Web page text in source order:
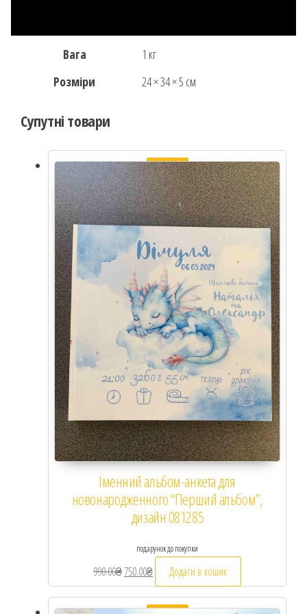
Вага
1 кг
Розміри
24 × 34 × 5 см
Супутні товари
Розпродаж!
Іменний альбом-анкета для
новонародженного “Перший альбом”,
дизайн 081285
подарунок до покупки
990.00₴Оригінальна ціна: 990.00₴.
750.00₴ Поточна ціна: 750.00₴.
Додати в кошик